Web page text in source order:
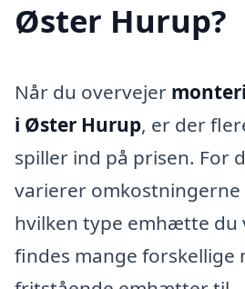
Øster Hurup?
Når du overvejer
i Øster Hurup, er der
spiller ind på prisen. For
varierer
hvilken type emhætte du
findes mange forskellige